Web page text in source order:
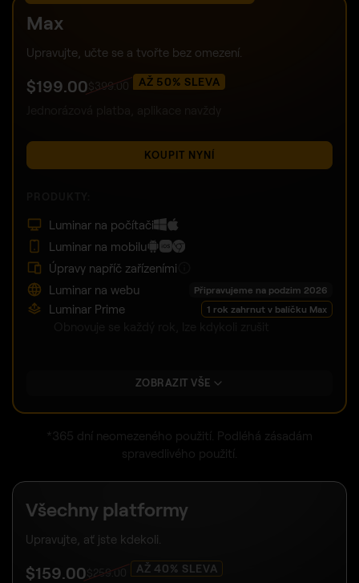
Max
Upravujte, učte se a tvořte bez omezení.
$199 .00 $ 399.00 AŽ 50% SLEVA
KOUPIT NYNÍ
Luminar na počítači
Luminar na mobilu
Úpravy napříč zařízeními
Luminar na webu
Připravujeme na podzim 2026
Luminar Prime 1 rok zahrnut v balíčku Max
ZOBRAZIT VŠE
*365 dní neomezeného použití. Podléhá zásadám
spravedlivého použití.
Všechny platformy
Upravujte, ať jste kdekoli.
$159 .00 259.00 AŽ 40% SLEVA